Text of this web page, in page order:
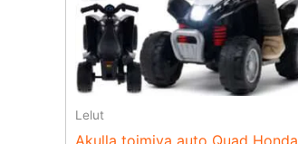
Lelut
Akulla toimiva auto Quad Honda